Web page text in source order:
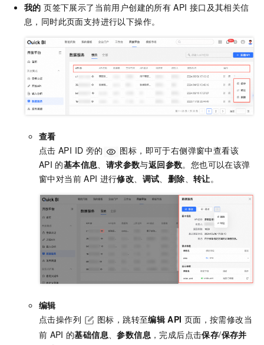
我的页签下展示了当前用户创建的所有 API 接口及其相关信
息，同时此页面支持进行以下操作。
查看
点击 API ID 旁的
图标，即可于右侧弹窗中查看该
API 的基本信息、 请求参数与返回参数。您也可以在该弹
窗中对当前 API 进行修改、 调试、 删除、转让。
编辑
点击操作列
图标，跳转至编辑 API 页面，按需修改当
前 API 的基础信息、参数信息 ，完成后点击保存/保存并